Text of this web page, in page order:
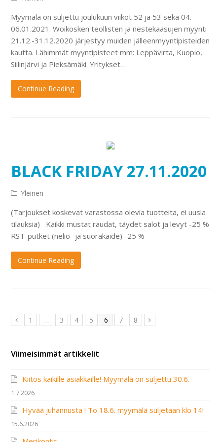
Myymälä on suljettu joulukuun viikot 52 ja 53 sekä 04.-
06.01.2021. Woikosken teollisten ja nestekaasujen myynti
21.12.-31.12.2020 järjestyy muiden jälleenmyyntipisteiden
kautta. Lähimmät myyntipisteet mm: Leppävirta, Kuopio,
Siilinjärvi ja Pieksämäki. Yritykset…
Continue Reading
BLACK FRIDAY 27.11.2020
Yleinen
(Tarjoukset koskevat varastossa olevia tuotteita, ei uusia
tilauksia) Kaikki mustat raudat, täydet salot ja levyt -25 %
RST-putket (neliö- ja suorakaide) -25 %
Continue Reading
Previous
Page
1 … Page
3 Page
4 Page
5 Page
6 Page
7 Page
8 Next
Viimeisimmät artikkelit
Kiitos kaikille asiakkaille! Myymälä on suljettu 30.6.
1.7.2026
Hyvää juhannusta ! To 18.6. myymälä suljetaan klo 14!
15.6.2026